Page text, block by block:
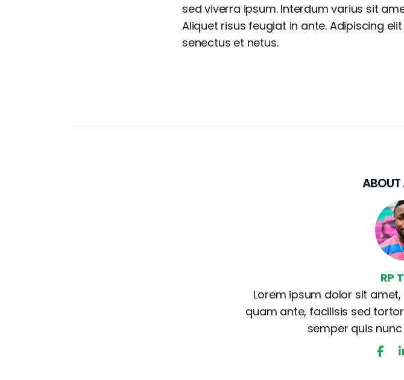
sed viverra ipsum. Interdum varius sit
Aliquet risus feugiat in ante. Adipiscing
senectus et netus.
ABOUT
RP
Lorem ipsum dolor sit
quam ante, facilisis sed
semper quis